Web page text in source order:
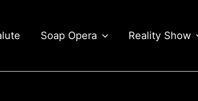
Soap Opera Reality Show